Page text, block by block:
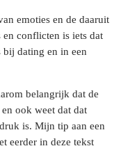
emoties en de daaruit
conflicten is iets dat
dating en in een
belangrijk dat de
ook weet dat dat
is. Mijn tip aan een
eerder in deze tekst